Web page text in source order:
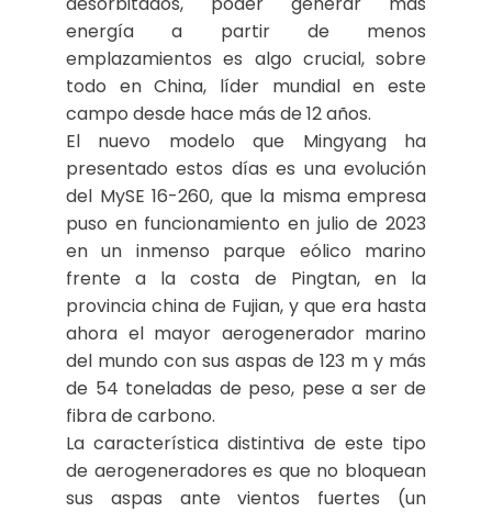
energía a partir de menos
emplazamientos es algo crucial, sobre
todo en China, líder mundial en este
campo desde hace más de 12 años.
El nuevo modelo que Mingyang ha
presentado estos días es una evolución
del MySE 16-260, que la misma empresa
puso en funcionamiento en julio de 2023
en un inmenso parque eólico marino
frente a la costa de Pingtan, en la
provincia china de Fujian, y que era hasta
ahora el mayor aerogenerador marino
del mundo con sus aspas de 123 m y más
de 54 toneladas de peso, pese a ser de
fibra de carbono.
La característica distintiva de este tipo
de aerogeneradores es que no bloquean
sus aspas ante vientos fuertes (un